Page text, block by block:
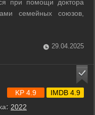
при помощи доктора
семейных союзов,
29.04.2025
2022
KP 4.9 IMDB 4.9